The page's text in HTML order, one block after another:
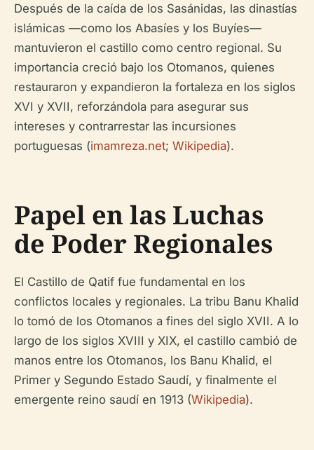
Después de la caída de los Sasánidas, las dinastías
islámicas —como los Abasíes y los Buyíes—
mantuvieron el castillo como centro regional. Su
importancia creció bajo los Otomanos, quienes
restauraron y expandieron la fortaleza en los siglos
XVI y XVII, reforzándola para asegurar sus
intereses y contrarrestar las incursiones
portuguesas (imamreza.net; Wikipedia).
Papel en las Luchas
de Poder Regionales
El Castillo de Qatif fue fundamental en los
conflictos locales y regionales. La tribu Banu Khalid
lo tomó de los Otomanos a fines del siglo XVII. A lo
largo de los siglos XVIII y XIX, el castillo cambió de
manos entre los Otomanos, los Banu Khalid, el
Primer y Segundo Estado Saudí, y finalmente el
emergente reino saudí en 1913 (Wikipedia).